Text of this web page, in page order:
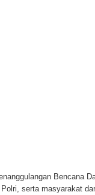
Bencana
serta masyarakat